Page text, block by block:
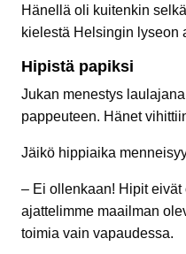
Hänellä oli kuitenkin
kielestä Helsingin lyseon
Hipistä papiksi
Jukan menestys
pappeuteen. Hänet
Jäikö hippiaika
– Ei ollenkaan! Hipit eivät
ajattelimme maailman
toimia vain vapaudessa.